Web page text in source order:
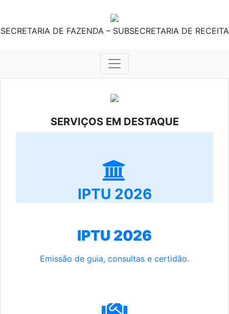
SECRETARIA DE FAZENDA – SUBSECRETARIA DE RECEITA
SERVIÇOS EM DESTAQUE
IPTU 2026
IPTU 2026
Emissão de guia, consultas e certidão.